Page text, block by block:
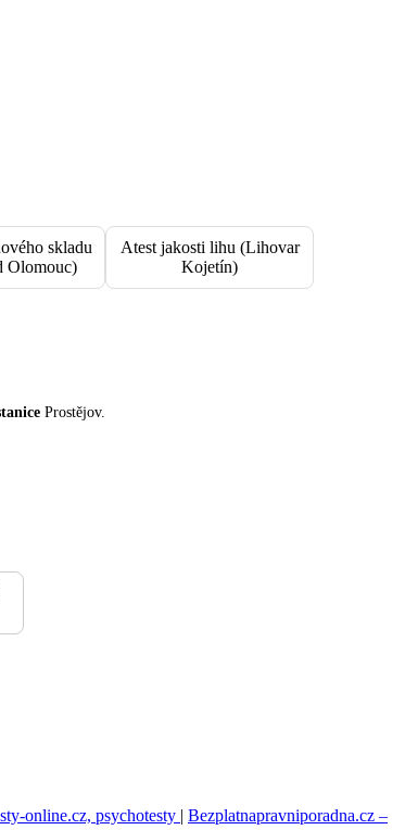
skladu
Olomouc)
Atest jakosti lihu (Lihovar
Kojetín)
Prostějov.
online.cz, psychotesty | Bezplatnapravniporadna.cz –